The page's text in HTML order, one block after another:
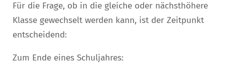
Für die Frage, ob in die gleiche oder nächsthöhere
Klasse gewechselt werden kann, ist der Zeitpunkt
entscheidend:
Zum Ende eines Schuljahres: